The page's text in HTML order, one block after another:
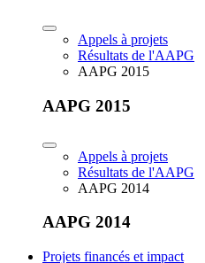
Appels à projets
Résultats de l'AAPG
AAPG 2015
AAPG 2015
Appels à projets
Résultats de l'AAPG
AAPG 2014
AAPG 2014
Projets financés et impact